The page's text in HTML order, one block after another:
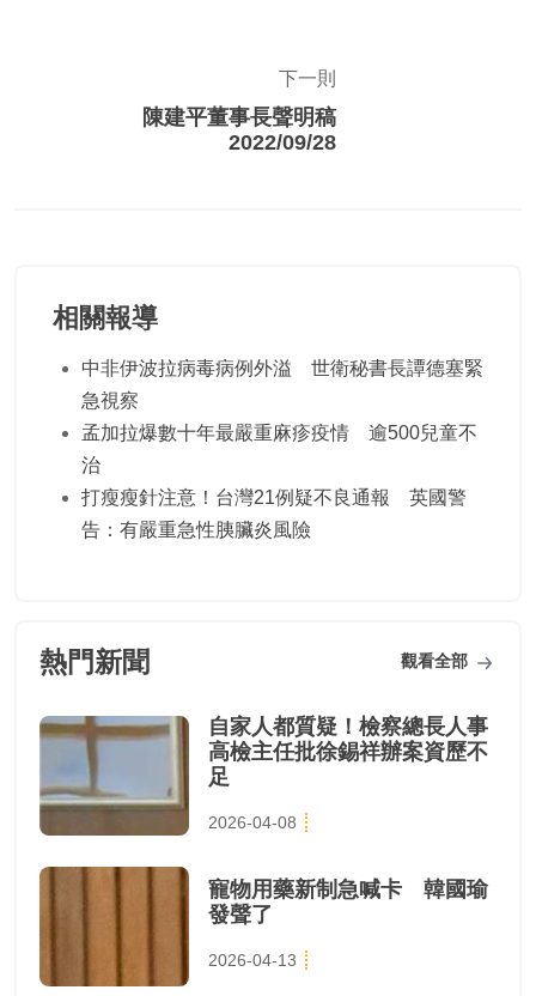
下一則
陳建平董事長聲明稿
2022/09/28
相關報導
中非伊波拉病毒病例外溢 世衛秘書長譚德塞緊
急視察
孟加拉爆數十年最嚴重麻疹疫情 逾500兒童不
治
打瘦瘦針注意！台灣21例疑不良通報 英國警
告：有嚴重急性胰臟炎風險
熱門新聞 觀看全部
自家人都質疑！檢察總長人事
高檢主任批徐錫祥辦案資歷不
足
2026-04-08
寵物用藥新制急喊卡 韓國瑜
發聲了
2026-04-13